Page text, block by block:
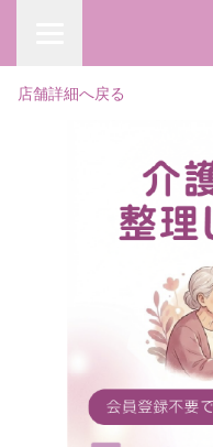
店舗詳細へ戻る